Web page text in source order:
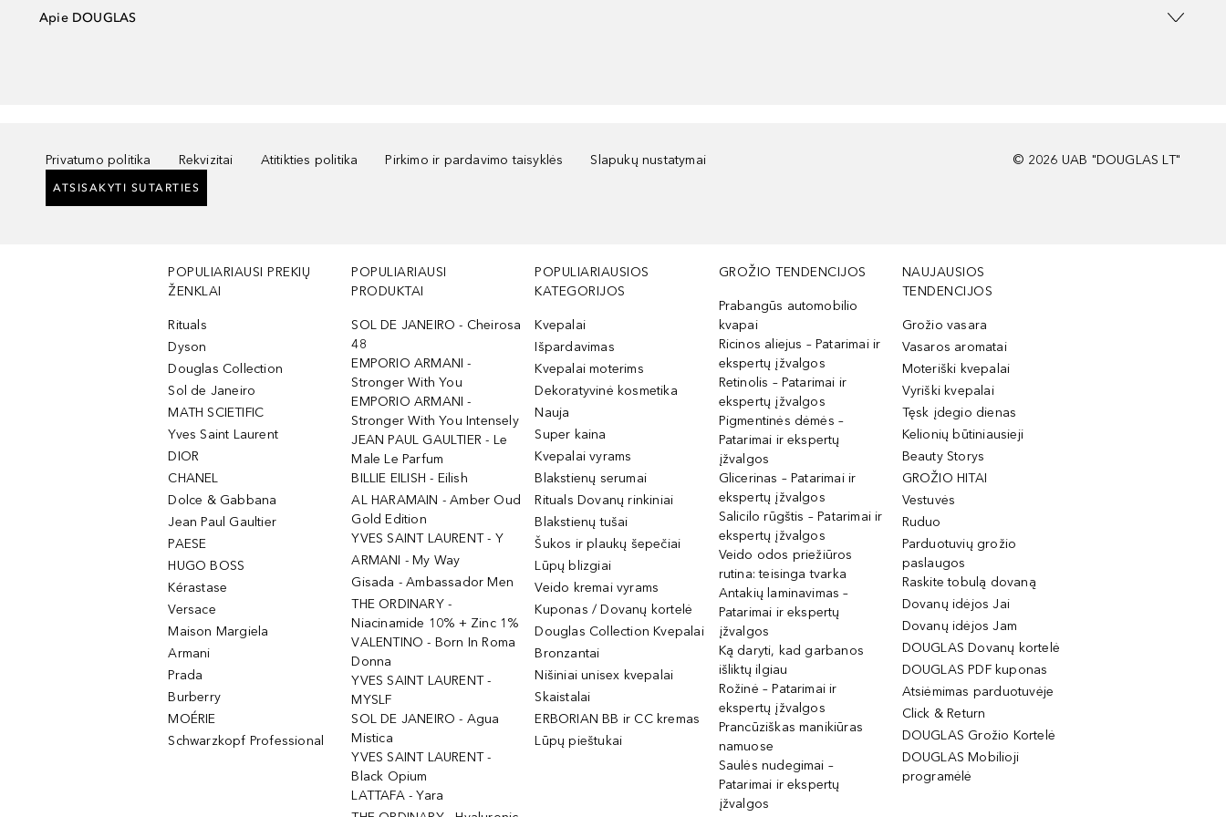
Apie DOUGLAS
Privatumo politika Rekvizitai Atitikties politika Pirkimo ir pardavimo taisyklės Slapukų nustatymai
ATSISAKYTI SUTARTIES
© 2026 UAB "DOUGLAS LT"
POPULIARIAUSI PREKIŲ
ŽENKLAI
Rituals
Dyson
Douglas Collection
Sol de Janeiro
MATH SCIETIFIC
Yves Saint Laurent
DIOR
CHANEL
Dolce & Gabbana
Jean Paul Gaultier
PAESE
HUGO BOSS
Kérastase
Versace
Maison Margiela
Armani
Prada
Burberry
MOÉRIE
Schwarzkopf Professional
POPULIARIAUSI
PRODUKTAI
SOL DE JANEIRO - Cheirosa
48
EMPORIO ARMANI -
Stronger With You
EMPORIO ARMANI -
Stronger With You Intensely
JEAN PAUL GAULTIER - Le
Male Le Parfum
BILLIE EILISH - Eilish
AL HARAMAIN - Amber Oud
Gold Edition
YVES SAINT LAURENT - Y
ARMANI - My Way
Gisada - Ambassador Men
THE ORDINARY -
Niacinamide 10% + Zinc 1%
VALENTINO - Born In Roma
Donna
YVES SAINT LAURENT -
MYSLF
SOL DE JANEIRO - Agua
Mistica
YVES SAINT LAURENT -
Black Opium
LATTAFA - Yara
POPULIARIAUSIOS
KATEGORIJOS
Kvepalai
Išpardavimas
Kvepalai moterims
Dekoratyvinė kosmetika
Nauja
Super kaina
Kvepalai vyrams
Blakstienų serumai
Rituals Dovanų rinkiniai
Blakstienų tušai
Šukos ir plaukų šepečiai
Lūpų blizgiai
Veido kremai vyrams
Kuponas / Dovanų kortelė
Douglas Collection Kvepalai
Bronzantai
Nišiniai unisex kvepalai
Skaistalai
ERBORIAN BB ir CC kremas
Lūpų pieštukai
GROŽIO TENDENCIJOS
Prabangūs automobilio
kvapai
Ricinos aliejus – Patarimai ir
ekspertų įžvalgos
Retinolis – Patarimai ir
ekspertų įžvalgos
Pigmentinės dėmės –
Patarimai ir ekspertų
įžvalgos
Glicerinas – Patarimai ir
ekspertų įžvalgos
Salicilo rūgštis – Patarimai ir
ekspertų įžvalgos
Veido odos priežiūros
rutina: teisinga tvarka
Antakių laminavimas –
Patarimai ir ekspertų
įžvalgos
Ką daryti, kad garbanos
išliktų ilgiau
Rožinė – Patarimai ir
ekspertų įžvalgos
Prancūziškas manikiūras
namuose
Saulės nudegimai –
Patarimai ir ekspertų
įžvalgos
NAUJAUSIOS
TENDENCIJOS
Grožio vasara
Vasaros aromatai
Moteriški kvepalai
Vyriški kvepalai
Tęsk įdegio dienas
Kelionių būtiniausieji
Beauty Storys
GROŽIO HITAI
Vestuvės
Ruduo
Parduotuvių grožio
paslaugos
Raskite tobulą dovaną
Dovanų idėjos Jai
Dovanų idėjos Jam
DOUGLAS Dovanų kortelė
DOUGLAS PDF kuponas
Atsiėmimas parduotuvėje
Click & Return
DOUGLAS Grožio Kortelė
DOUGLAS Mobilioji
programėlė